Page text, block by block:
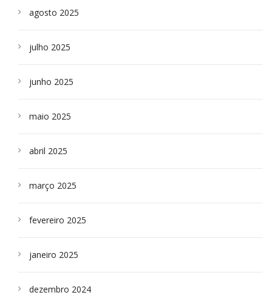
agosto 2025
julho 2025
junho 2025
maio 2025
abril 2025
março 2025
fevereiro 2025
janeiro 2025
dezembro 2024